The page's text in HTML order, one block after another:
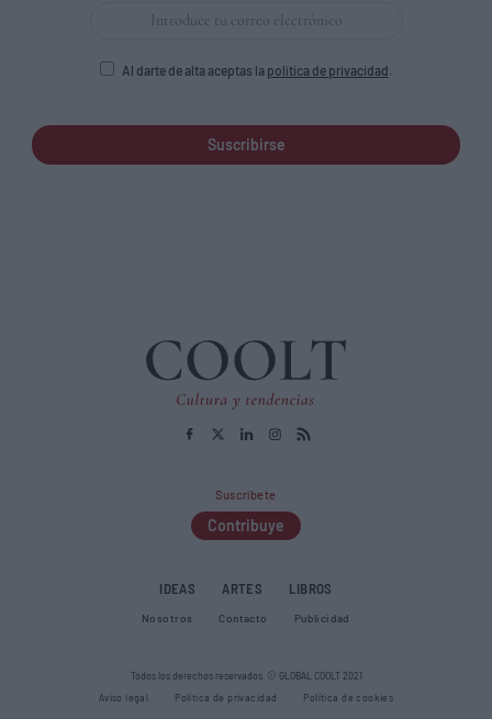
Al darte de alta aceptas la política de privacidad.
Suscribirse
Suscríbete
Contribuye
IDEAS ARTES LIBROS
Nosotros Contacto Publicidad
Todos los derechos reservados. © GLOBAL COOLT 2021
Aviso legal
Política de privacidad Política de cookies